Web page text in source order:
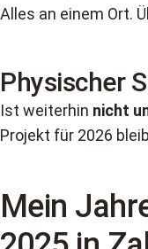
Alles an einem Ort.
Physischer
Ist weiterhin nicht
Projekt für 2026
Mein